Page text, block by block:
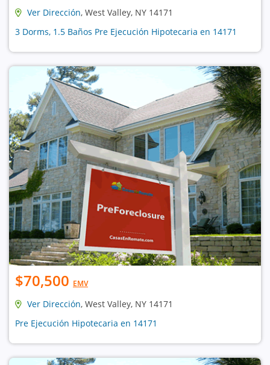
Ver Dirección, West Valley, NY 14171
3 Dorms, 1.5 Baños Pre Ejecución Hipotecaria en 14171
$70,500 EMV
Ver Dirección, West Valley, NY 14171
Pre Ejecución Hipotecaria en 14171